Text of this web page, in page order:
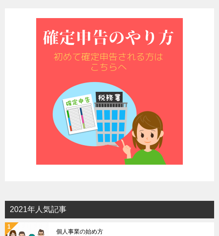
2021年人気記事
個人事業の始め方